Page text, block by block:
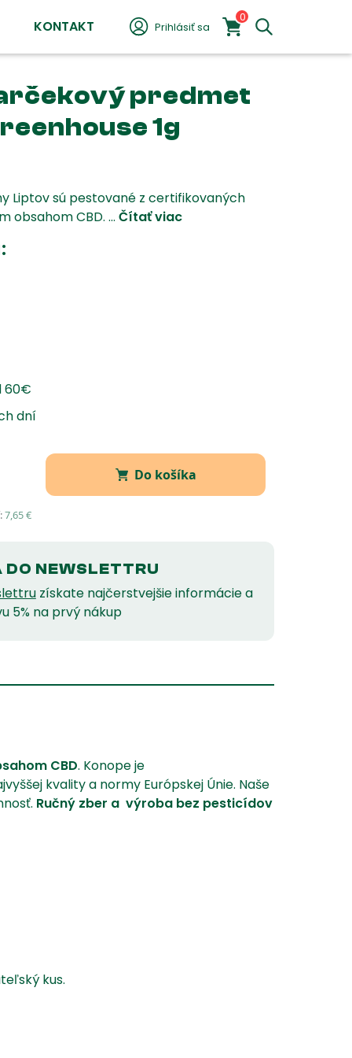
KONTAKT Prihlásiť sa
0
predmet
1g
Liptov sú pestované z certifikovaných
obsahom CBD. ... Čítať viac
60€
dní
Do košíka
7,65€
NEWSLETTRU
získate najčerstvejšie informácie a
5% na prvý nákup
CBD. Konope je
kvality a normy Európskej Únie. Naše
Ručný zber a výroba bez pesticídov
kus.